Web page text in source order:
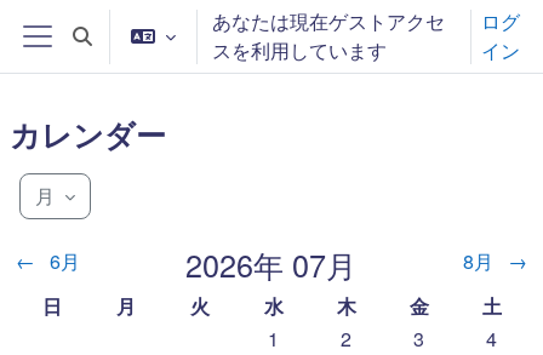
メインコンテンツへスキップする
サイドパネル
検索入力に切り替える
あなたは現在ゲストアクセ
スを利用しています
ログ
イン
カレンダー
月
← 6月 2026年 07月 8月
→
日曜日
日 月曜日
月 火曜日
火 水曜日
水 木曜日
木 金曜日
金 土曜日
土
イベントなし 2026年 07月 1日
1 イベントなし 2026年
2 イベントなし
3 イベ
4